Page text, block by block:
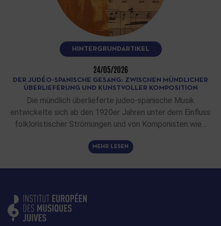
HINTERGRUNDARTIKEL
24/05/2026
DER JUDÉO-SPANISCHE GESANG: ZWISCHEN MÜNDLICHER
ÜBERLIEFERUNG UND KUNSTVOLLER KOMPOSITION
Die mündlich überlieferte judeo-spanische Musik
entwickelte sich ab den 1920er Jahren unter dem Einfluss
folkloristischer Strömungen und von Komponisten wie…
MEHR LESEN